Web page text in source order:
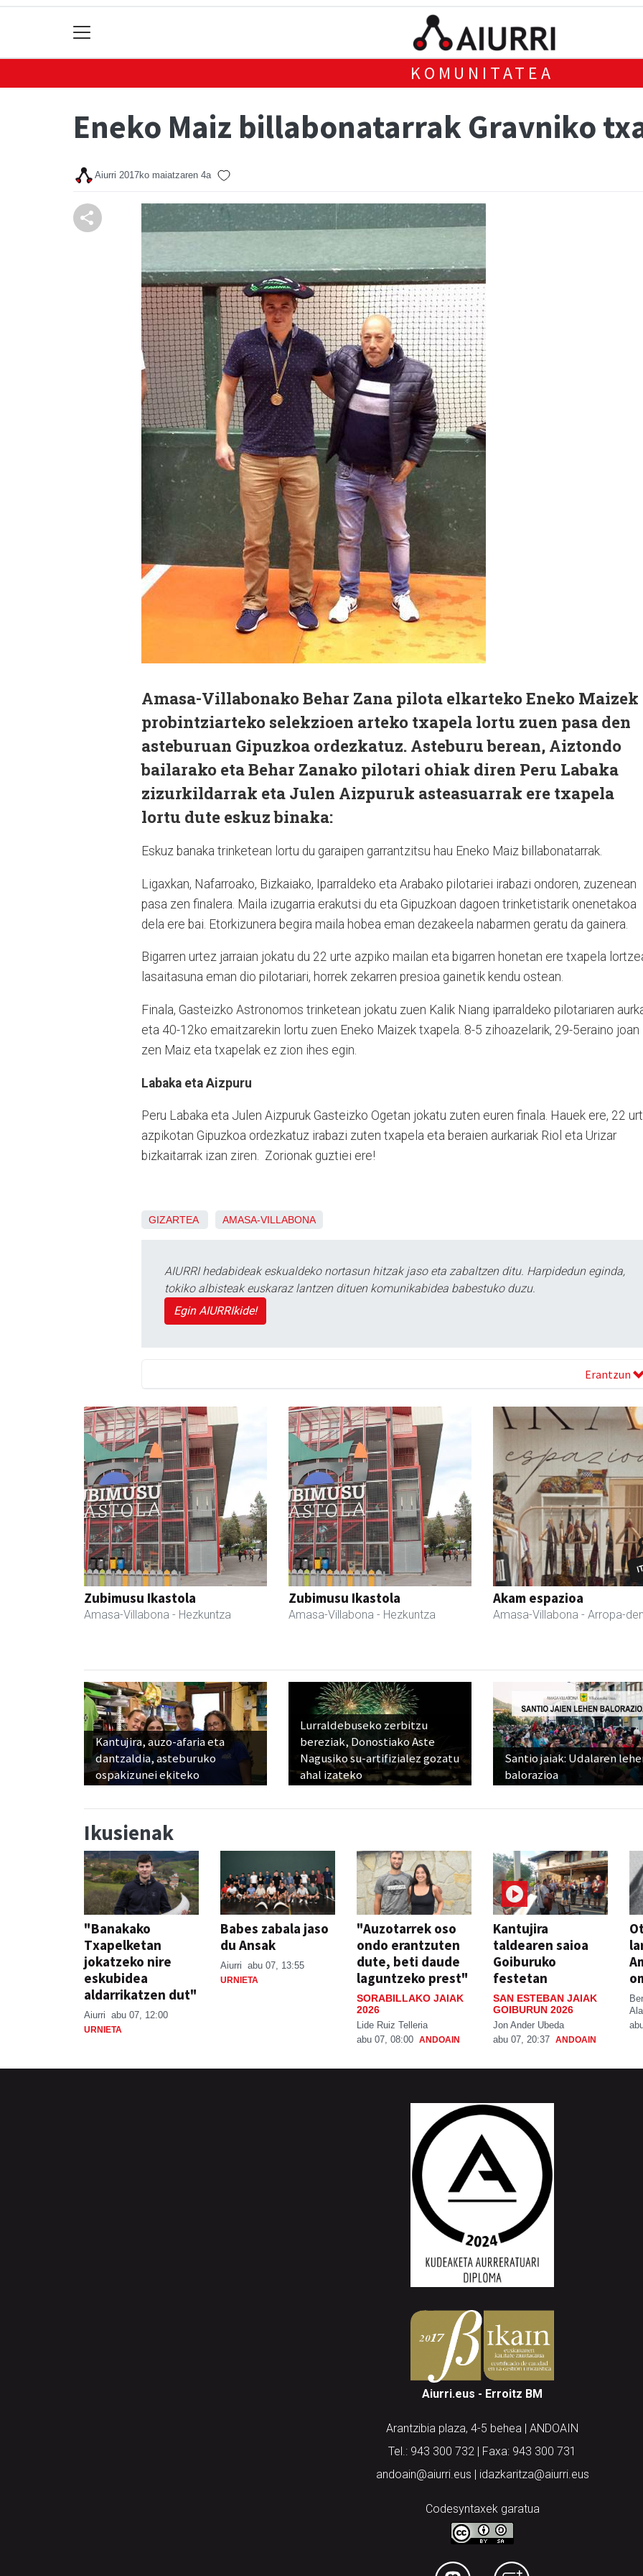
KOMUNITATEA
Eneko Maiz billabonatarrak Gravniko
Aiurri 2017ko maiatzaren 4a
Amasa-Villabonako Behar Zana pilota elkarteko Eneko Maizek
probintziarteko selekzioen arteko txapela lortu zuen pasa den
asteburuan Gipuzkoa ordezkatuz. Asteburu berean, Aiztondo
bailarako eta Behar Zanako pilotari ohiak diren Peru Labaka
zizurkildarrak eta Julen Aizpuruk asteasuarrak ere txapela
lortu dute eskuz binaka:
Eskuz banaka trinketean lortu du garaipen garrantzitsu hau Eneko Maiz billabonatarrak.
Ligaxkan, Nafarroako, Bizkaiako, Iparraldeko eta Arabako pilotariei irabazi ondoren, zuzenean
pasa zen finalera. Maila izugarria erakutsi du eta Gipuzkoan dagoen trinketistarik onenetakoa
dela ere bai. Etorkizunera begira maila hobea eman dezakeela nabarmen geratu da gainera.
Bigarren urtez jarraian jokatu du 22 urte azpiko mailan eta bigarren honetan ere txapela
lasaitasuna eman dio pilotariari, horrek zekarren presioa gainetik kendu ostean.
Finala, Gasteizko Astronomos trinketean jokatu zuen Kalik Niang iparraldeko pilotariaren
eta 40-12ko emaitzarekin lortu zuen Eneko Maizek txapela. 8-5 zihoazelarik, 29-5eraino joan
zen Maiz eta txapelak ez zion ihes egin.
Labaka eta Aizpuru
Peru Labaka eta Julen Aizpuruk Gasteizko Ogetan jokatu zuten euren finala. Hauek ere, 22
azpikotan Gipuzkoa ordezkatuz irabazi zuten txapela eta beraien aurkariak Riol eta Urizar
bizkaitarrak izan ziren. Zorionak guztiei ere!
GIZARTEA AMASA-VILLABONA
AIURRI hedabideak eskualdeko nortasun hitzak jaso eta zabaltzen ditu. Harpidedun eginda,
tokiko albisteak euskaraz lantzen dituen komunikabidea babestuko duzu.
Egin AIURRIkide!
Erantzun
Zubimusu Ikastola
Amasa-Villabona - Hezkuntza
Zubimusu Ikastola
Amasa-Villabona - Hezkuntza
Akam espazioa
Amasa-Villabona - Arropa-
Kantujira, auzo-afaria eta
dantzaldia, asteburuko
ospakizunei ekiteko
Lurraldebuseko zerbitzu
bereziak, Donostiako Aste
Nagusiko su-artifizialez gozatu
ahal izateko
Santio jaiak: Udalaren
balorazioa
Ikusienak
"Banakako
Txapelketan
jokatzeko nire
eskubidea
aldarrikatzen dut"
Aiurri abu 07, 12:00
URNIETA
Babes zabala jaso
du Ansak
Aiurri abu 07, 13:55
URNIETA
"Auzotarrek oso
ondo erantzuten
dute, beti daude
laguntzeko prest"
SORABILLAKO JAIAK
2026
Lide Ruiz Telleria
abu 07, 08:00 ANDOAIN
Kantujira
taldearen saioa
Goiburuko
festetan
SAN ESTEBAN JAIAK
GOIBURUN 2026
Jon Ander Ubeda
abu 07, 20:37 ANDOAIN
Aiurri.eus - Erroitz BM
Arantzibia plaza, 4-5 behea | ANDOAIN
Tel.: 943 300 732 | Faxa: 943 300 731
andoain@aiurri.eus | idazkaritza@aiurri.eus
Codesyntaxek garatua